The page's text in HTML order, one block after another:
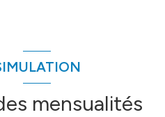
mensualités